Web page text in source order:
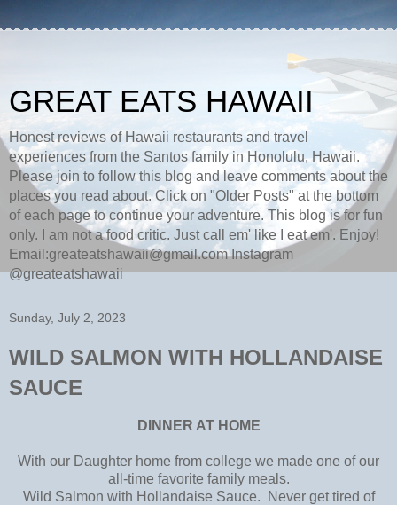
GREAT EATS HAWAII
Honest reviews of Hawaii restaurants and travel
experiences from the Santos family in Honolulu, Hawaii.
Please join to follow this blog and leave comments about the
places you read about. Click on "Older Posts" at the bottom
of each page to continue your adventure. This blog is for fun
only. I am not a food critic. Just call em' like I eat em'. Enjoy!
Email:greateatshawaii@gmail.com Instagram
@greateatshawaii
Sunday, July 2, 2023
WILD SALMON WITH HOLLANDAISE
SAUCE
DINNER AT HOME
With our Daughter home from college we made one of our
all-time favorite family meals.
Wild Salmon with Hollandaise Sauce. Never get tired of